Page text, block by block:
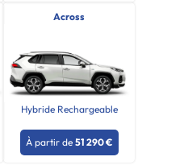
Across
Hybride Rechargeable
À partir de 51 290 €